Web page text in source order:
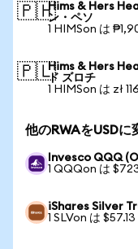
🇵🇭Hims & Hers
ン・ペソ
1 HIMSon は
🇵🇱Hims & Hers
ド ズロチ
1 HIMSon は zł
他のRWAをUSDに
Invesco QQQ
1 QQQon は
iShares Silver
1 SLVon は